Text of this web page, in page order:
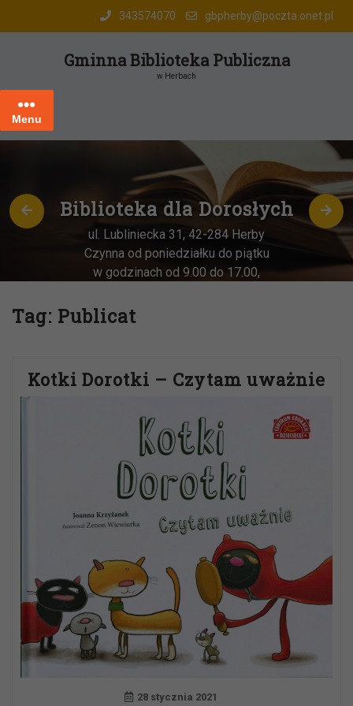
343574070 gbpherby@poczta.onet.pl
Gminna Biblioteka Publiczna
w Herbach
Menu
Biblioteka dla Dorosłych
ul. Lubliniecka 31, 42-284 Herby
Czynna od poniedziałku do piątku
w godzinach od 9.00 do 17.00,
w godz. 9:00-13:00
Tag: Publicat
Kotki Dorotki – Czytam uważnie
28 stycznia 2021